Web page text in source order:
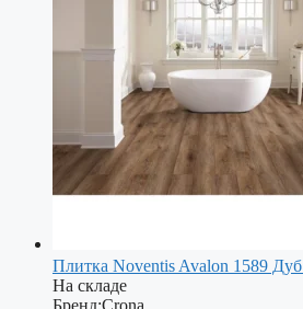
Плитка Noventis Avalon 1589
На складе
Бренд:Crona